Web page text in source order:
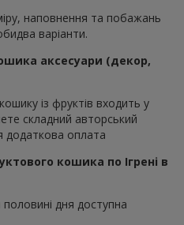
наповнення та побажань
варіанти.
аксесуари (декор,
із фруктів входить у
складний авторський
додаткова оплата
кошика по Ігрені в
дня доступна